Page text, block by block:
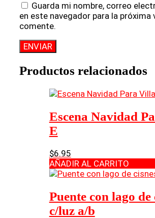
Guarda mi nombre, correo
en este navegador para la próxima
comente.
Productos relacionados
Escena Navidad
E
$6.95
AÑADIR AL CARRITO
Puente con lago de
c/luz a/b